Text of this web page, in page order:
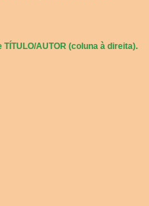
AUTOR (coluna à direita).